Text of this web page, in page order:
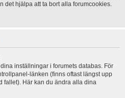
det hjälpa att ta bort alla forumcookies.
inställningar i forumets databas. För
länken (finns oftast längst upp
fallet). Här kan du ändra alla dina